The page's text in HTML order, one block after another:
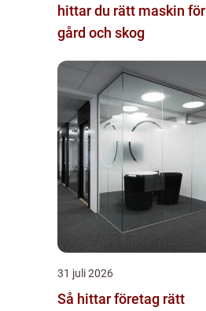
hittar du rätt maskin för
gård och skog
31 juli 2026
Så hittar företag rätt